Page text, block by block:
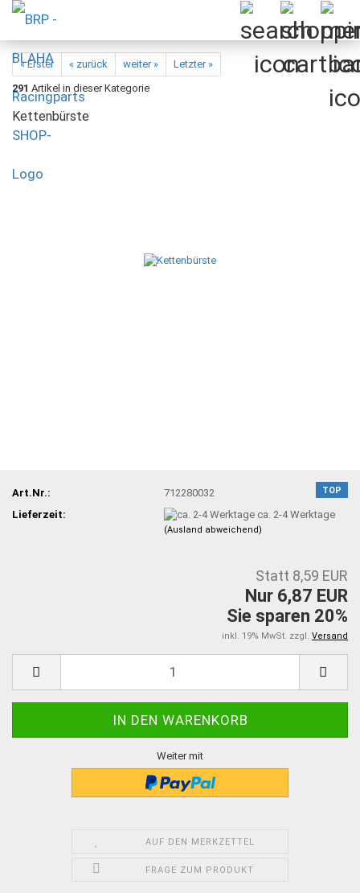
« Erster « zurück weiter »
Letzter »
291 Artikel in dieser Kategorie
Kettenbürste
TOP
Art.Nr.:
712280032
Lieferzeit:
ca. 2-4 Werktage
(Ausland abweichend)
Statt 8,59 EUR
Nur 6,87 EUR
Sie sparen 20%
inkl. 19% MwSt. zzgl. Versand
Weiter mit
AUF DEN MERKZETTEL
FRAGE ZUM PRODUKT